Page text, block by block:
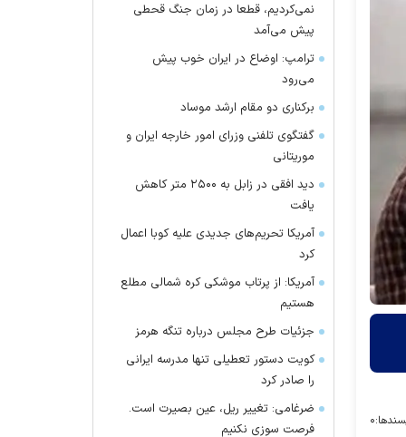
۰
نمی‌کردیم، قطعا در زمان جنگ قحطی
پیش می‌آمد
ترامپ: اوضاع در ایران خوب پیش
می‌رود
برکناری دو مقام ارشد موساد
گفتگوی تلفنی وزرای امور خارجه ایران و
موریتانی
دید افقی در زابل به ۲۵۰۰ متر کاهش
یافت
آمریکا تحریم‌های جدیدی علیه کوبا اعمال
کرد
آمریکا: از پرتاب موشکی کره شمالی مطلع
هستیم
جزئیات طرح مجلس درباره تنگه هرمز
کویت دستور تعطیلی تنها مدرسه ایرانی
را صادر کرد
ضرغامی: تغییر ریل، عین بصیرت است.
فرصت سوزی نکنیم